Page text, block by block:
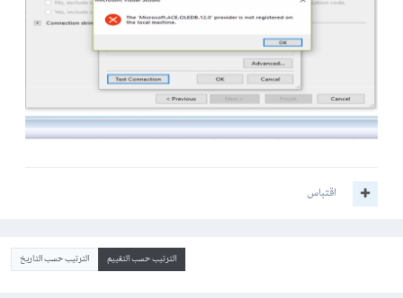
اقتباس
الترتيب حسب التقييم الترتيب حسب التاريخ